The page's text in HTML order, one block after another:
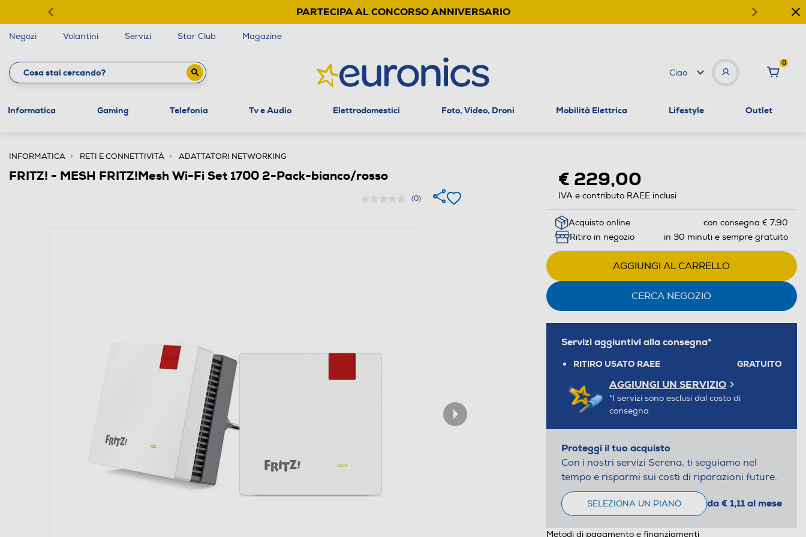
PARTECIPA AL CONCORSO ANNIVERSARIO
Negozi Volantini Servizi Star Club Magazine
Ciao
0
Informatica Gaming Telefonia Tv e Audio Elettrodomestici Foto, Video, Droni Mobilità Elettrica Lifestyle Outlet
INFORMATICA RETI E CONNETTIVITÀ ADATTATORI NETWORKING
FRITZ! - MESH FRITZ!Mesh Wi-Fi Set 1700 2-Pack-bianco/rosso
(0)
€ 229,00
IVA e contributo RAEE inclusi
Acquisto online
con consegna € 7,90
Ritiro in negozio
in 30 minuti e sempre gratuito
AGGIUNGI AL CARRELLO
CERCA NEGOZIO
Servizi aggiuntivi alla consegna*
RITIRO USATO RAEE GRATUITO
AGGIUNGI UN SERVIZIO
*I servizi sono esclusi dal costo di
consegna
Proteggi il tuo acquisto
Con i nostri servizi Serena, ti seguiamo nel
tempo e risparmi sui costi di riparazioni future.
SELEZIONA UN PIANO da € 1,11 al mese
Metodi di pagamento e finanziamenti